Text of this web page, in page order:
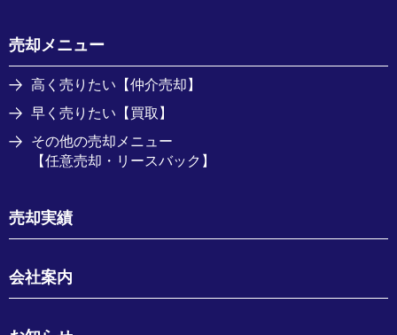
売却メニュー
高く売りたい【仲介売却】
早く売りたい【買取】
その他の売却メニュー
【任意売却・リースバック】
売却実績
会社案内